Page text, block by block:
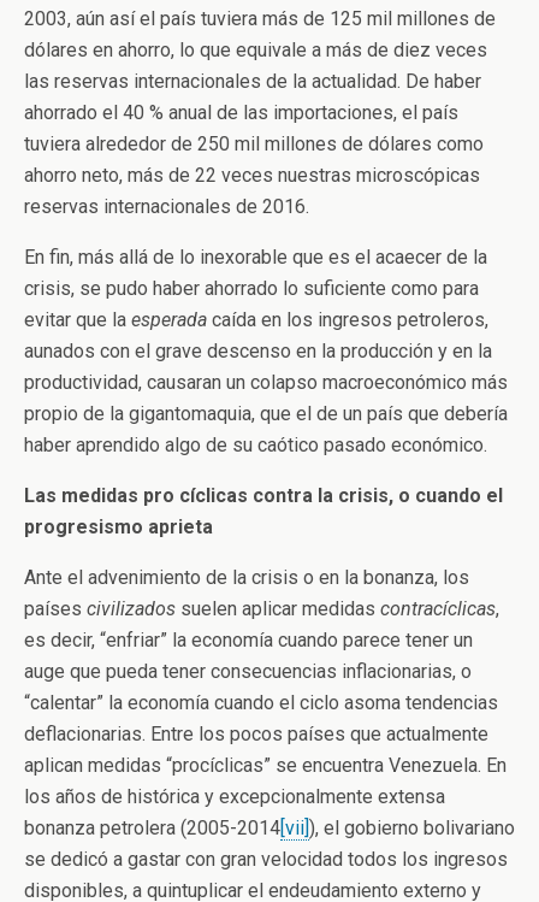
2003, aún así el país tuviera más de 125 mil millones de
dólares en ahorro, lo que equivale a más de diez veces
las reservas internacionales de la actualidad. De haber
ahorrado el 40 % anual de las importaciones, el país
tuviera alrededor de 250 mil millones de dólares como
ahorro neto, más de 22 veces nuestras microscópicas
reservas internacionales de 2016.
En fin, más allá de lo inexorable que es el acaecer de la
crisis, se pudo haber ahorrado lo suficiente como para
evitar que la esperada caída en los ingresos petroleros,
aunados con el grave descenso en la producción y en la
productividad, causaran un colapso macroeconómico más
propio de la gigantomaquia, que el de un país que debería
haber aprendido algo de su caótico pasado económico.
Las medidas pro cíclicas contra la crisis, o cuando el
progresismo aprieta
Ante el advenimiento de la crisis o en la bonanza, los
países civilizados suelen aplicar medidas contracíclicas,
es decir, “enfriar” la economía cuando parece tener un
auge que pueda tener consecuencias inflacionarias, o
“calentar” la economía cuando el ciclo asoma tendencias
deflacionarias. Entre los pocos países que actualmente
aplican medidas “procíclicas” se encuentra Venezuela. En
los años de histórica y excepcionalmente extensa
bonanza petrolera (2005-2014[vii]), el gobierno bolivariano
se dedicó a gastar con gran velocidad todos los ingresos
disponibles, a quintuplicar el endeudamiento externo y